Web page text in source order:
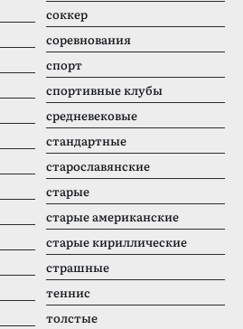
соккер
соревнования
спорт
спортивные клубы
средневековые
стандартные
старославянские
старые
старые американские
старые кириллические
страшные
теннис
толстые